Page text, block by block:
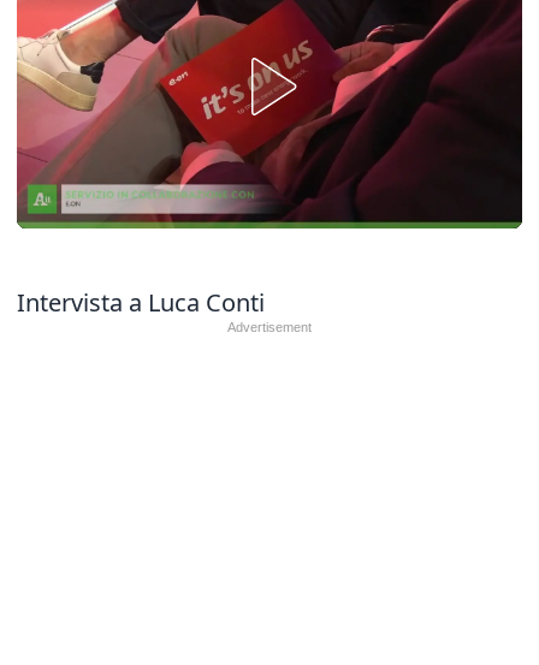
Intervista a Luca Conti